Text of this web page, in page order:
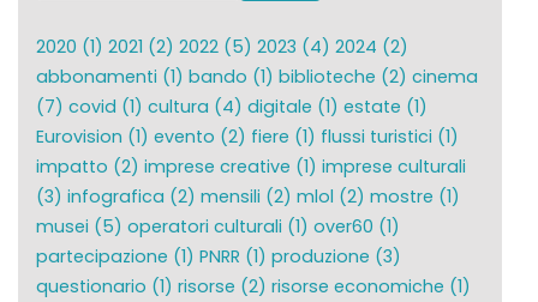
2020 (1) 2021 (2) 2022 (5) 2023 (4) 2024 (2)
abbonamenti (1) bando (1) biblioteche (2) cinema
(7) covid (1) cultura (4) digitale (1) estate (1)
Eurovision (1) evento (2) fiere (1) flussi turistici (1)
impatto (2) imprese creative (1) imprese culturali
(3) infografica (2) mensili (2) mlol (2) mostre (1)
musei (5) operatori culturali (1) over60 (1)
partecipazione (1) PNRR (1) produzione (3)
questionario (1) risorse (2) risorse economiche (1)